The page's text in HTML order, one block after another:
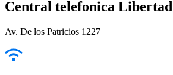
Central telefonica Libertad
Av. De los Patricios 1227